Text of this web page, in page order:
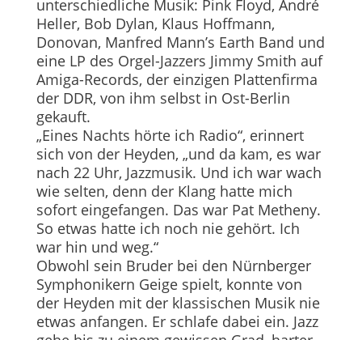
unterschiedliche Musik: Pink Floyd, André
Heller, Bob Dylan, Klaus Hoffmann,
Donovan, Manfred Mann’s Earth Band und
eine LP des Orgel-Jazzers Jimmy Smith auf
Amiga-Records, der einzigen Plattenfirma
der DDR, von ihm selbst in Ost-Berlin
gekauft.
„Eines Nachts hörte ich Radio“, erinnert
sich von der Heyden, „und da kam, es war
nach 22 Uhr, Jazzmusik. Und ich war wach
wie selten, denn der Klang hatte mich
sofort eingefangen. Das war Pat Metheny.
So etwas hatte ich noch nie gehört. Ich
war hin und weg.“
Obwohl sein Bruder bei den Nürnberger
Symphonikern Gei­ge spielt, konnte von
der Heyden mit der klassischen Musik nie
etwas anfangen. Er schlafe dabei ein. Jazz